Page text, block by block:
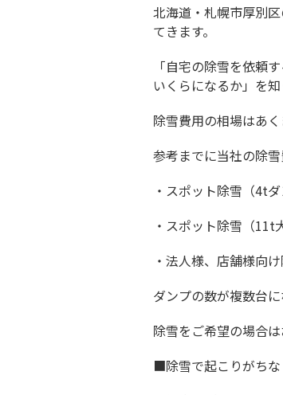
北海道・札幌市厚別
てきます。
「自宅の除雪を依頼
いくらになるか」を
除雪費用の相場はあ
参考までに当社の除雪
・スポット除雪（4t
・スポット除雪（11t
・法人様、店舗様向
ダンプの数が複数台に
除雪をご希望の場合
■除雪で起こりがち